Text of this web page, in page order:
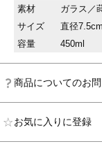
素材
ガラス／
サイズ
直径
容量
450ml
商品についてのお
お気に入りに登録